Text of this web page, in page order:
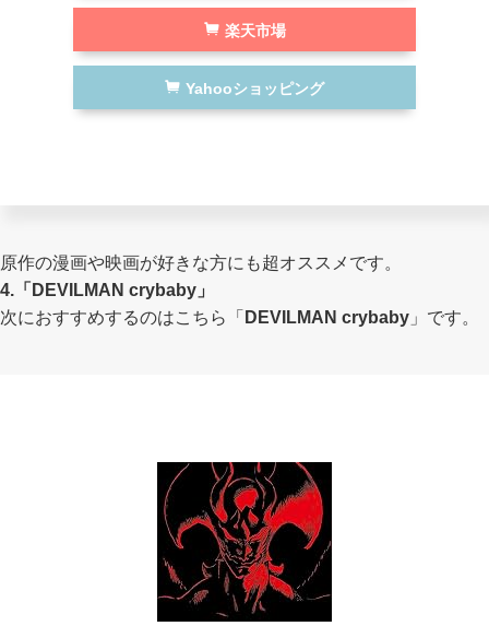
楽天市場
Yahooショッピング
原作の漫画や映画が好きな方にも超オススメです。
4.「DEVILMAN crybaby」
次におすすめするのはこちら「DEVILMAN crybaby 」です。